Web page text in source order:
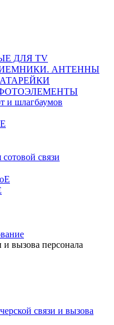
ДЛЯ TV
АНТЕННЫ
и шлагбаумов
связи
и вызова персонала
связи и вызова